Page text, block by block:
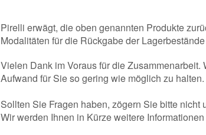
Pirelli erwägt, die oben genannten Produkte
Modalitäten für die Rückgabe der
Vielen Dank im Voraus für die
Aufwand für Sie so gering wie möglich zu halten.
Sollten Sie Fragen haben, zögern Sie bitte nicht
Wir werden Ihnen in Kürze weitere